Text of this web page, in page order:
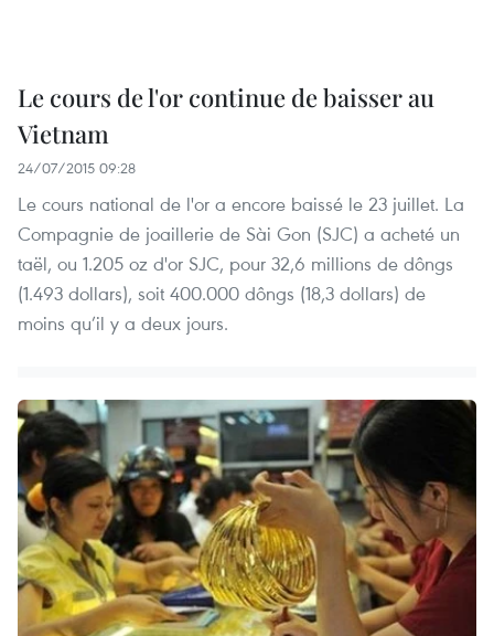
Le cours de l'or continue de baisser au
Vietnam
24/07/2015 09:28
Le cours national de l'or a encore baissé le 23 juillet. La
Compagnie de joaillerie de Sài Gon (SJC) a acheté un
taël, ou 1.205 oz d'or SJC, pour 32,6 millions de dôngs
(1.493 dollars), soit 400.000 dôngs (18,3 dollars) de
moins qu’il y a deux jours.